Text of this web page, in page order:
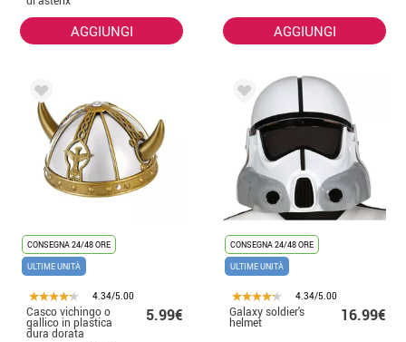
AGGIUNGI AGGIUNGI
CONSEGNA 24/48 ORE
ULTIME UNITÀ
4.34/5.00
Casco vichingo o
gallico in plastica
dura dorata
5.99€
CONSEGNA 24/48 ORE
ULTIME UNITÀ
4.34/5.00
Galaxy soldier's
helmet 16.99€